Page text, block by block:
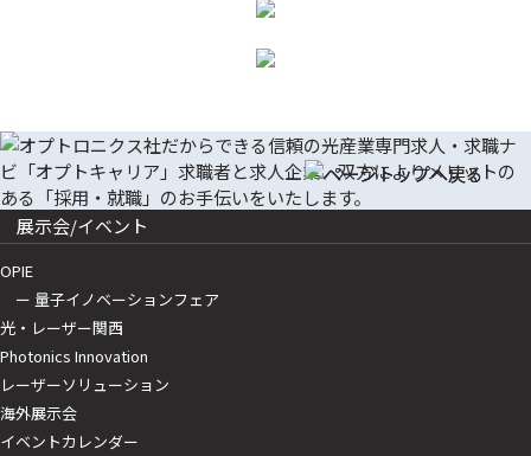
展示会/イベント
OPIE
ー 量子イノベーションフェア
光・レーザー関西
Photonics Innovation
レーザーソリューション
海外展示会
イベントカレンダー